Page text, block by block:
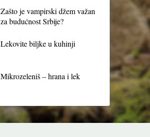
Zašto je vampirski džem važan
za budućnost Srbije?
Lekovite biljke u kuhinji
Mikrozeleniš – hrana i lek